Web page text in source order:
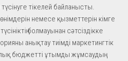
түсінуге тікелей байланысты.
немесе қызметтерін кімге
болмауынан сәтсіздікке
анықтау тиімді маркетингтік
бюджетті ұтымды жұмсаудың